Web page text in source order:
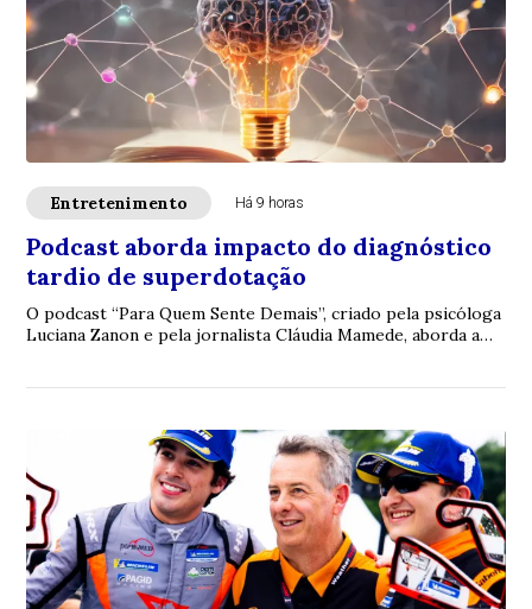
Entretenimento Há 9 horas
Podcast aborda impacto do diagnóstico
tardio de superdotação
O podcast “Para Quem Sente Demais”, criado pela psicóloga
Luciana Zanon e pela jornalista Cláudia Mamede, aborda a